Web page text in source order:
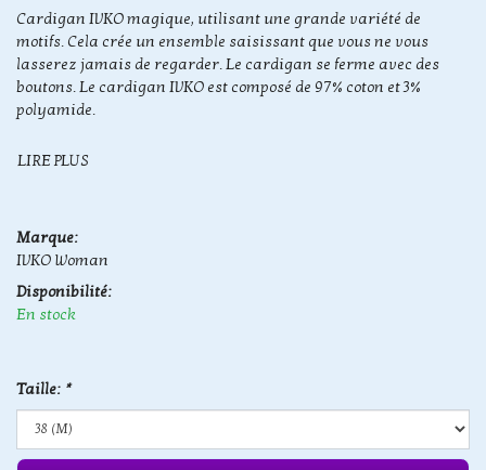
Cardigan IVKO magique, utilisant une grande variété de
motifs. Cela crée un ensemble saisissant que vous ne vous
lasserez jamais de regarder. Le cardigan se ferme avec des
boutons. Le cardigan IVKO est composé de 97% coton et 3%
polyamide.
LIRE PLUS
Marque:
IVKO Woman
Disponibilité:
En stock
Taille: *